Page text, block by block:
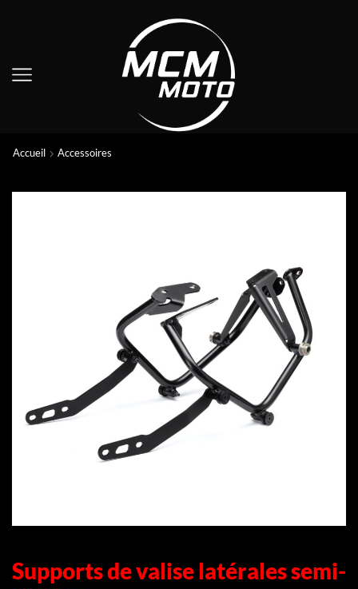
Accueil Accessoires
Supports de valise latérales semi-